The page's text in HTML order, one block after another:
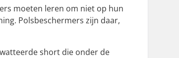
moeten leren om niet op hun
Polsbeschermers zijn daar,
short die onder de